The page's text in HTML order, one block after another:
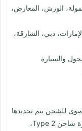
الورش، المعارض،
دبي، الشارقة،
والسيارة
للشحن يتم تحديدها
من خلال الشاحن الداخلي في سيارة تسلا، قدرة شاحن Type 2،